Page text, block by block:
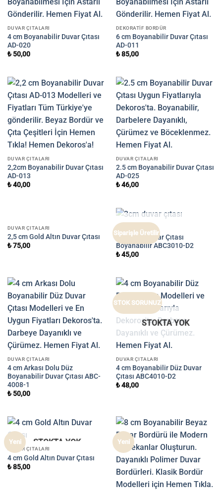
DUVAR ÇITALARI
4 cm Boyanabilir Duvar Çıtası
AD-020
₺50,00
DEKORATIF BORDÜR
6 cm Boyanabilir Duvar Çıtası
AD-011
₺85,00
DUVAR ÇITALARI
2,2cm Boyanabilir Duvar Çıtası
AD-013
₺40,00
DUVAR ÇITALARI
2.5 cm Boyanabilir Duvar Çıtası
AD-025
₺46,00
STOKTA YOK
DUVAR ÇITALARI
2,5 cm Gold Altın Duvar Çıtası
₺75,00
Siparişle ÜretilirSTOKTA YOK
DUVAR ÇITALARI
3 cm Düz Duvar Çıtası
Boyanabilir ABC3010-D2
₺45,00
DUVAR ÇITALARI
4 cm Arkası Dolu Düz
Boyanabilir Duvar Çıtası ABC-
4008-1
₺50,00
STOK SORUNUZ
STOKTA YOK
DUVAR ÇITALARI
4 cm Boyanabilir Düz Duvar
Çıtası ABC4010-D2
₺48,00
Yeni STOKTA YOK
DUVAR ÇITALARI
4 cm Gold Altın Duvar Çıtası
₺85,00
Yeni